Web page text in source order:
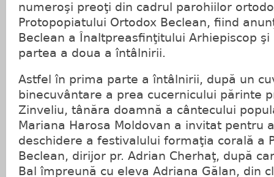
numeroşi preoţi din cadrul parohiilor
Protopopiatului Ortodox Beclean, fiind
Beclean a Înaltpreasfinţitului Arhiepiscop
partea a doua a întâlnirii.
Astfel în prima parte a întâlnirii, după un
binecuvântare a prea cucernicului părinte
Zinveliu, tânăra doamnă a cântecului
Mariana Harosa Moldovan a invitat pentru
deschidere a festivalului formaţia corală a
Beclean, dirijor pr. Adrian Cherhaţ, după
Bal împreună cu eleva Adriana Gălan, din